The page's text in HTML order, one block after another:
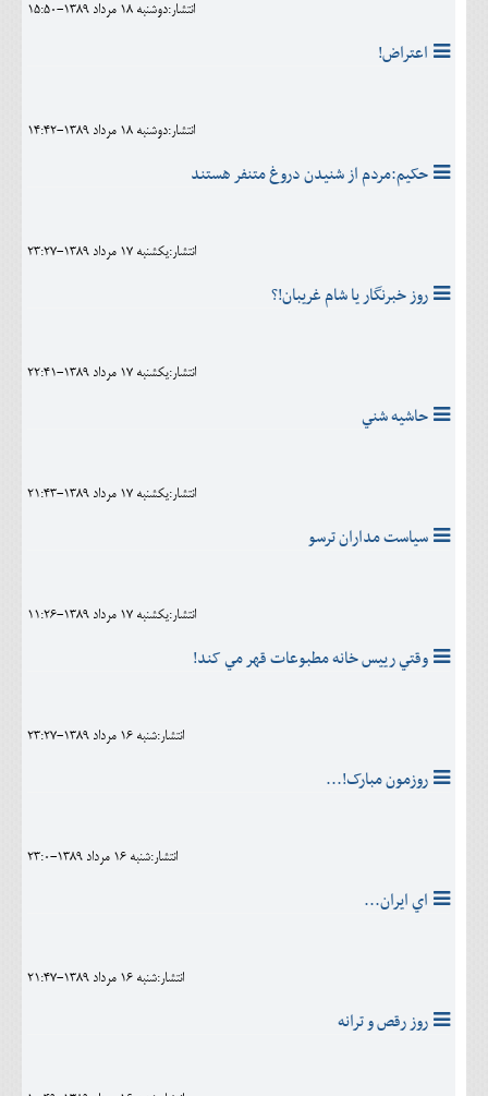
انتشار:دوشنبه 18 مرداد 1389-15:50
اعتراض!
انتشار:دوشنبه 18 مرداد 1389-14:42
حکيم:مردم از شنیدن دروغ متنفر هستند
انتشار:يکشنبه 17 مرداد 1389-23:27
روز خبرنگار يا شام غريبان!؟
انتشار:يکشنبه 17 مرداد 1389-22:41
حاشيه شني
انتشار:يکشنبه 17 مرداد 1389-21:43
سياست مداران ترسو
انتشار:يکشنبه 17 مرداد 1389-11:26
وقتي رييس خانه مطبوعات قهر مي کند!
انتشار:شنبه 16 مرداد 1389-23:27
روزمون مبارک!...
انتشار:شنبه 16 مرداد 1389-23:0
اي ايران...
انتشار:شنبه 16 مرداد 1389-21:47
روز رقص و ترانه